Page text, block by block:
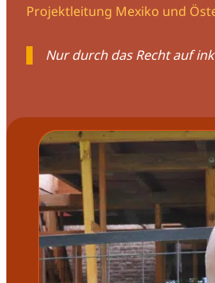
Projektleitung Mexiko und
Nur durch das Recht auf